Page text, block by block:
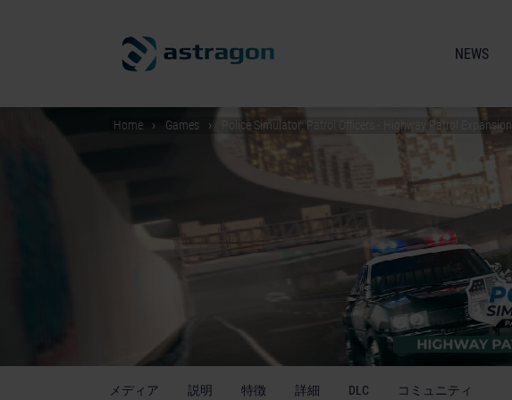
NEWS
Home Games Police Simulator: Patrol Officers - Highway Patrol Expansion
メディア 説明 特徴 詳細 DLC コミュニティ